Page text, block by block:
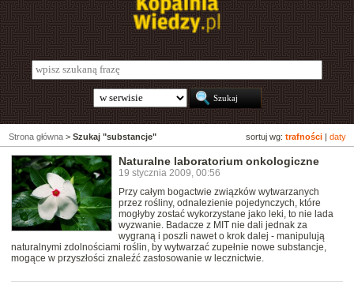
sortuj wg: trafności daty
Strona główna > Szukaj "substancje"
Naturalne laboratorium onkologiczne
19 stycznia 2009, 00:56
Przy całym bogactwie związków wytwarzanych
przez rośliny, odnalezienie pojedynczych, które
mogłyby zostać wykorzystane jako leki, to nie lada
wyzwanie. Badacze z MIT nie dali jednak za
wygraną i poszli nawet o krok dalej - manipulują
naturalnymi zdolnościami roślin, by wytwarzać zupełnie nowe substancje,
mogące w przyszłości znaleźć zastosowanie w lecznictwie.